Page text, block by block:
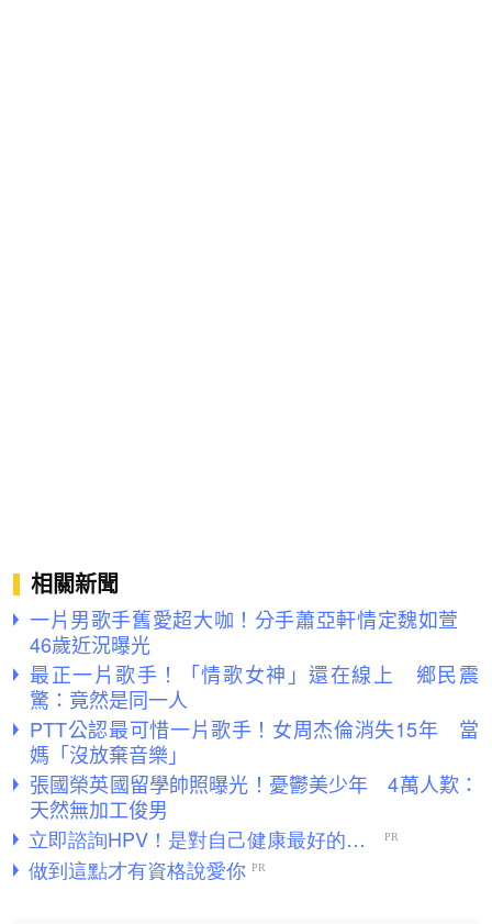
相關新聞
一片男歌手舊愛超大咖！分手蕭亞軒情定魏如萱
46歲近況曝光
最正一片歌手！「情歌女神」還在線上 鄉民震
驚：竟然是同一人
PTT公認最可惜一片歌手！女周杰倫消失15年 當
媽「沒放棄音樂」
張國榮英國留學帥照曝光！憂鬱美少年 4萬人歎：
天然無加工俊男